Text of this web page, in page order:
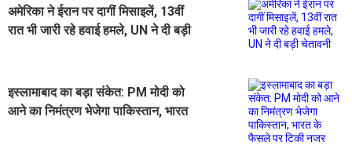
अमेरिका ने ईरान पर दागीं मिसाइलें, 13वीं
रात भी जारी रहे हवाई हमले, UN ने दी बड़ी
इस्लामाबाद का बड़ा संकेत: PM मोदी को
आने का निमंत्रण भेजेगा पाकिस्तान, भारत